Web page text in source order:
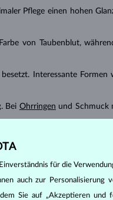
Pflege einen hohen
von Taubenblut,
besetzt. Interessante
. Bei Ohrringen und Schmuck
Schützen Sie den Stein
für die
auch zur Personalisierung
Sie auf „Akzeptieren und